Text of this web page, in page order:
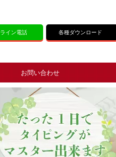
ライン電話 各種ダウンロード
お問い合わせ